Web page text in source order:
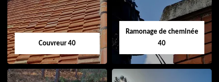
Couvreur 40
Ramonage de cheminée
40